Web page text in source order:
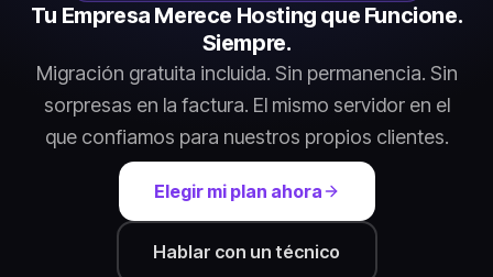
Tu Empresa Merece Hosting que Funcione.
Siempre.
Migración gratuita incluida. Sin permanencia. Sin
sorpresas en la factura. El mismo servidor en el
que confiamos para nuestros propios clientes.
Elegir mi plan ahora
Hablar con un técnico